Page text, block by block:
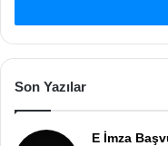
Son Yazılar
E İmza